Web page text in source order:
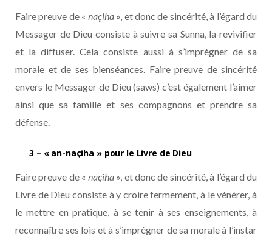
Faire preuve de « naçiha», et donc de sincérité, à l’égard du
Messager de Dieu consiste à suivre sa Sunna, la revivifier
et la diffuser. Cela consiste aussi à s’imprégner de sa
morale et de ses bienséances. Faire preuve de sincérité
envers le Messager de Dieu (saws) c’est également l’aimer
ainsi que sa famille et ses compagnons et prendre sa
défense.
3 – « an-naçiha » pour le Livre de Dieu
Faire preuve de « naçiha», et donc de sincérité, à l’égard du
Livre de Dieu consiste à y croire fermement, à le vénérer, à
le mettre en pratique, à se tenir à ses enseignements, à
reconnaître ses lois et à s’imprégner de sa morale à l’instar